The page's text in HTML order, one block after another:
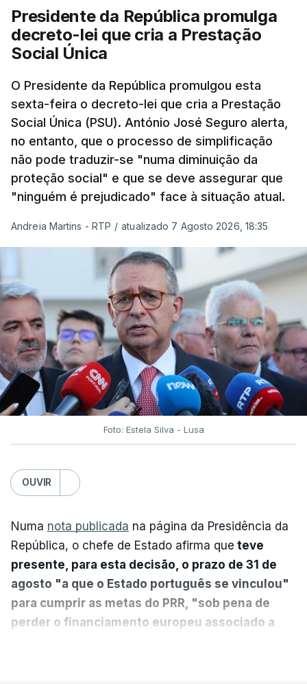
Presidente da República promulga
decreto-lei que cria a Prestação
Social Única
O Presidente da República promulgou esta
sexta-feira o decreto-lei que cria a Prestação
Social Única (PSU). António José Seguro alerta,
no entanto, que o processo de simplificação
não pode traduzir-se "numa diminuição da
proteção social" e que se deve assegurar que
"ninguém é prejudicado" face à situação atual.
Andreia Martins - RTP / atualizado 7 Agosto 2026, 18:35
Foto: Estela Silva - Lusa
OUVIR
Numa nota publicada na página da Presidência da
República, o chefe de Estado afirma que teve
presente, para esta decisão, o prazo de 31 de
agosto "a que o Estado português se vinculou"
para cumprir as metas do PRR, "sob pena de
perder o financiamento europeu associado a